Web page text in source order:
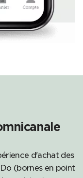
d'achat des
(bornes en point